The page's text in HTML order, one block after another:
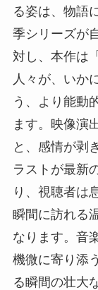
る姿は、物語
季シリーズが
対し、本作は
人々が、いか
う、より能動
ます。映像演
と、感情が剥
ラストが最新
り、視聴者は
瞬間に訪れる
なります。音
機微に寄り添
る瞬間の壮大